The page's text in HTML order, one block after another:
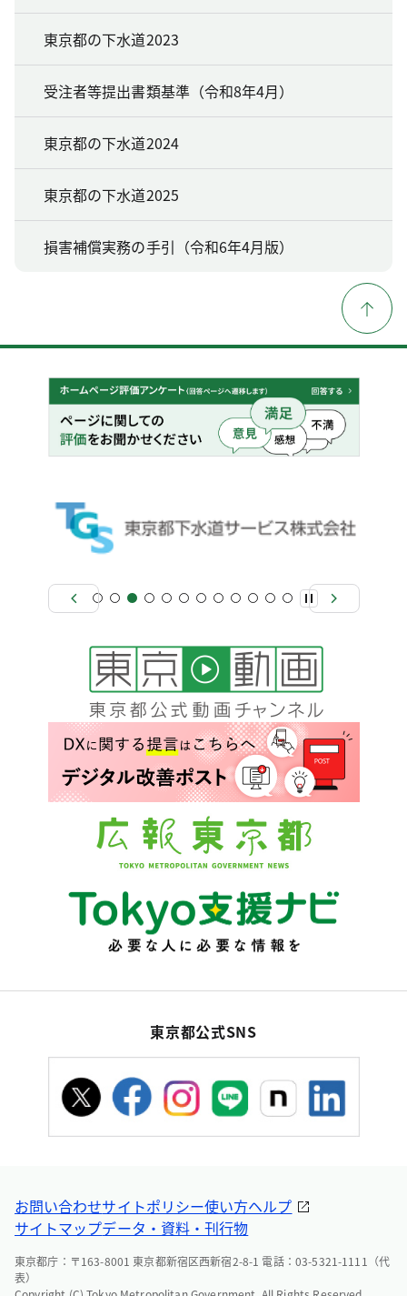
東京都の下水道2023
受注者等提出書類基準（令和8年4月）
東京都の下水道2024
東京都の下水道2025
損害補償実務の手引（令和6年4月版）
東京都公式SNS
お問い合わせサイトポリシー使い方ヘルプ
サイトマップデータ・資料・刊行物
東京都庁：〒163-8001 東京都新宿区西新宿2-8-1 電話：03-5321-1111（代
表）